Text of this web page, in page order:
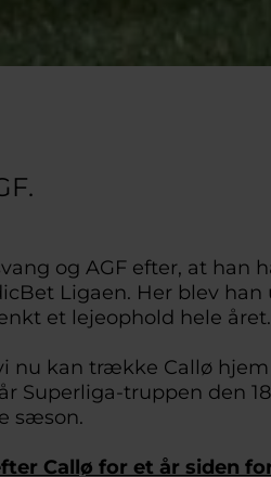
og AGF efter, at han
Ligaen. Her blev
et lejeophold hele året.
nu kan trække Callø
Superliga-truppen den
sæson.
Callø for et år siden